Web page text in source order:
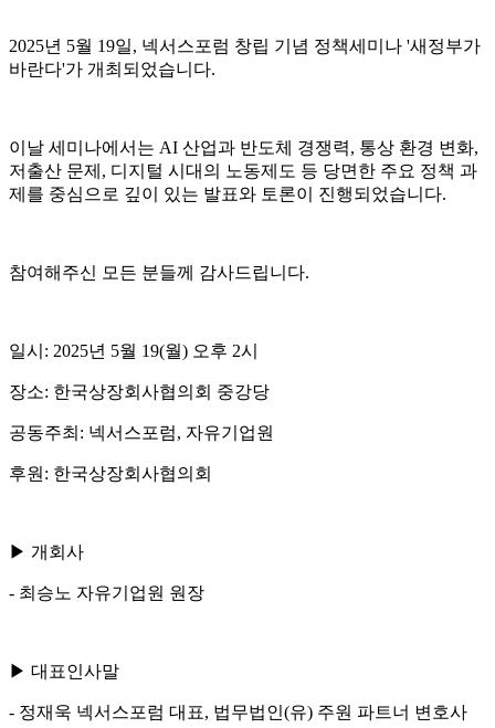
2025년 5월 19일, 넥서스포럼 창립 기념 정책세미나 '새정부가
바란다'가 개최되었습니다.
이날 세미나에서는 AI 산업과 반도체 경쟁력, 통상 환경 변화,
저출산 문제, 디지털 시대의 노동제도 등 당면한 주요 정책 과
제를 중심으로 깊이 있는 발표와 토론이 진행되었습니다.
참여해주신 모든 분들께 감사드립니다.
일시: 2025년 5월 19(월) 오후 2시
장소: 한국상장회사협의회 중강당
공동주최: 넥서스포럼, 자유기업원
후원: 한국상장회사협의회
▶ 개회사
- 최승노 자유기업원 원장
▶ 대표인사말
- 정재욱 넥서스포럼 대표, 법무법인(유) 주원 파트너 변호사